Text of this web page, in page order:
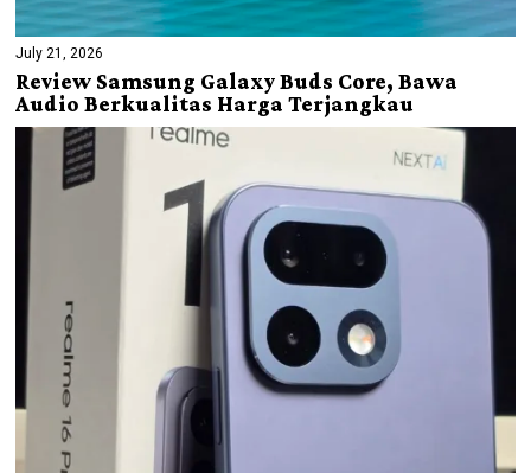
July 21, 2026
Review Samsung Galaxy Buds Core, Bawa
Audio Berkualitas Harga Terjangkau